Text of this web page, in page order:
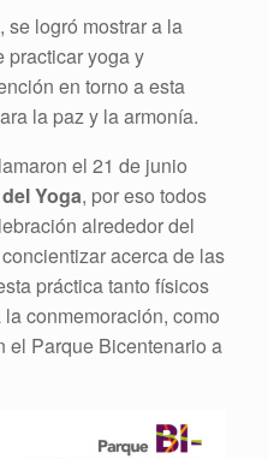
logró mostrar a la
practicar yoga y
en torno a esta
la paz y la armonía.
el 21 de junio
Yoga, por eso todos
alrededor del
acerca de las
práctica tanto físicos
conmemoración, como
el Parque Bicentenario a